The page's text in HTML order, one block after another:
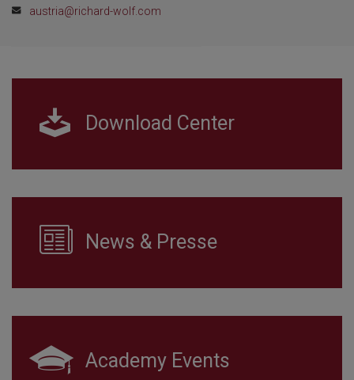
austria@richard-wolf.com
Download Center
News & Presse
Academy Events